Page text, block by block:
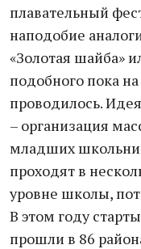
плавательный
наподобие
«Золотая шайба»
подобного пока
проводилось.
– организация
младших
проходят в
уровне школы,
В этом году
прошли в 86